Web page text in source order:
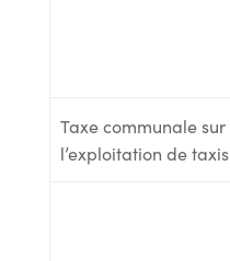
Taxe communale sur
l’exploitation de taxis